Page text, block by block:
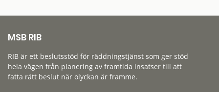
MSB RIB
RIB är ett beslutsstöd för räddningstjänst som ger stöd
hela vägen från planering av framtida insatser till att
fatta rätt beslut när olyckan är framme.